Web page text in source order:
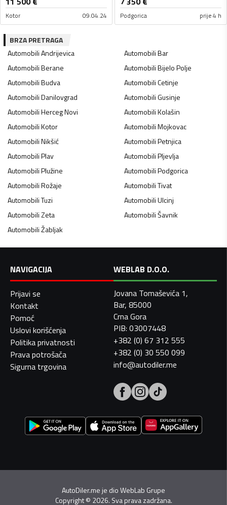
Kotor 09.04.24 Podgorica prije 4 h
BRZA PRETRAGA
AutomobiliAndrijevica AutomobiliBar
AutomobiliBerane AutomobiliBijelo Polje
AutomobiliBudva AutomobiliCetinje
AutomobiliDanilovgrad AutomobiliGusinje
AutomobiliHerceg Novi AutomobiliKolašin
AutomobiliKotor AutomobiliMojkovac
AutomobiliNikšić AutomobiliPetnjica
AutomobiliPlav AutomobiliPljevlja
AutomobiliPlužine AutomobiliPodgorica
AutomobiliRožaje AutomobiliTivat
AutomobiliTuzi AutomobiliUlcinj
AutomobiliZeta AutomobiliŠavnik
AutomobiliŽabljak
NAVIGACIJA
Prijavi se
Kontakt
Pomoć
Uslovi korišćenja
Politika privatnosti
Prava potrošača
Sigurna trgovina
WEBLAB D.O.O.
Jovana Tomaševića 1,
Bar, 85000
Crna Gora
PIB: 03007448
+382 (0) 67 312 555
+382 (0) 30 550 099
info@autodiler.me
AutoDiler.me je dioWebLab Grupe
Copyright© 2026. Sva prava zadržana.